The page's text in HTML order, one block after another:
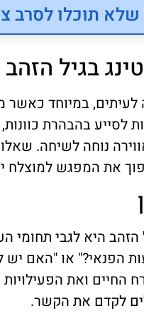
תוכלו לסרב
בגיל הזהב
לעיתים, במיוחד כאשר
לסייע בהבהרת
נוחה לשיחה.
את המפגש למוצלח
היא לגבי תחומי
או "האם יש
החיים ואת
לקדם את הקשר.